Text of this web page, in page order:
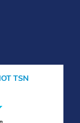
TSN